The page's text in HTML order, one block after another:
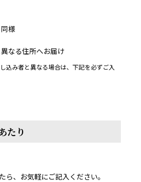
様
なる住所へお届け
込み者と異なる場合は、下記を必ずご入
たり
ら、お気軽にご記入ください。